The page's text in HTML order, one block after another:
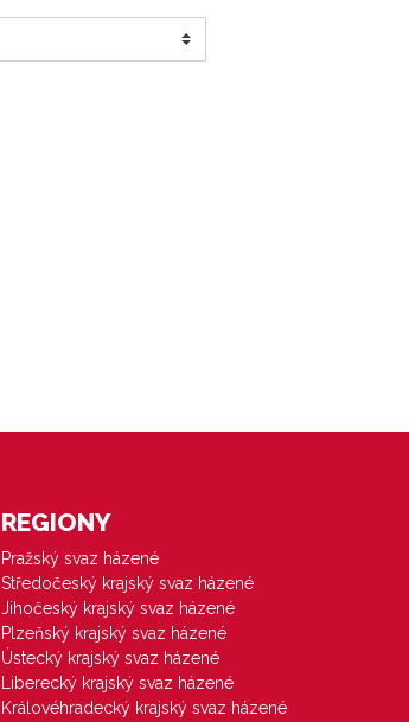
REGIONY
Pražský svaz házené
Středočeský krajský svaz házené
Jihočeský krajský svaz házené
Plzeňský krajský svaz házené
Ústecký krajský svaz házené
Liberecký krajský svaz házené
Královéhradecký krajský svaz házené